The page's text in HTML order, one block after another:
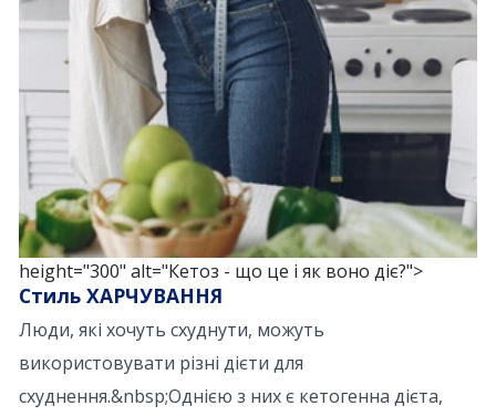
height="300" alt="Кетоз - що це і як воно діє?">
Стиль ХАРЧУВАННЯ
Люди, які хочуть схуднути, можуть
використовувати різні дієти для
схуднення.&nbsp;Однією з них є кетогенна дієта,